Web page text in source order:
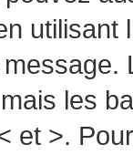
utilisant
les
et >.